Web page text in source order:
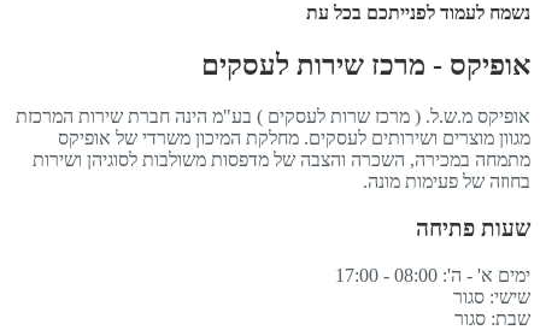
נשמח לעמוד לפנייתכם בכל עת
אופיקס - מרכז שירות לעסקים
אופיקס מ.ש.ל. ( מרכז שרות לעסקים ) בע"מ הינה חברת שירות המרכזת
מגוון מוצרים ושירותים לעסקים. מחלקת המיכון משרדי של אופיקס
מתמחה במכירה, השכרה והצבה של מדפסות משולבות לסוגיהן ושירות
בחוזה של פעימות מונה.
שעות פתיחה
ימים א' - ה': 08:00 - 17:00
שישי: סגור
שבת: סגור